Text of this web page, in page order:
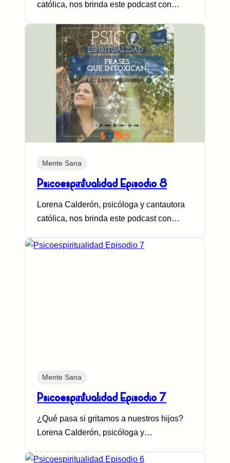
católica, nos brinda este podcast con…
Mente Sana
Psicoespiritualidad Episodio 8
Lorena Calderón, psicóloga y cantautora
católica, nos brinda este podcast con…
Mente Sana
Psicoespiritualidad Episodio 7
¿Qué pasa si gritamos a nuestros hijos?
Lorena Calderón, psicóloga y…